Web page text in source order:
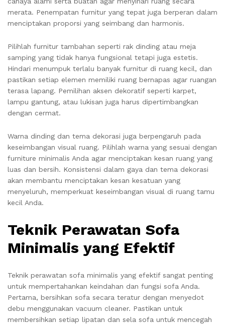
merata. Penempatan furnitur yang tepat juga berperan dalam
menciptakan proporsi yang seimbang dan harmonis.
Pilihlah furnitur tambahan seperti rak dinding atau meja
samping yang tidak hanya fungsional tetapi juga estetis.
Hindari menumpuk terlalu banyak furnitur di ruang kecil, dan
pastikan setiap elemen memiliki ruang bernapas agar ruangan
terasa lapang. Pemilihan aksen dekoratif seperti karpet,
lampu gantung, atau lukisan juga harus dipertimbangkan
dengan cermat.
Warna dinding dan tema dekorasi juga berpengaruh pada
keseimbangan visual ruang. Pilihlah warna yang sesuai dengan
furniture minimalis Anda agar menciptakan kesan ruang yang
luas dan bersih. Konsistensi dalam gaya dan tema dekorasi
akan membantu menciptakan kesan kesatuan yang
menyeluruh, memperkuat keseimbangan visual di ruang tamu
kecil Anda.
Teknik Perawatan Sofa
Minimalis yang Efektif
Teknik perawatan sofa minimalis yang efektif sangat penting
untuk mempertahankan keindahan dan fungsi sofa Anda.
Pertama, bersihkan sofa secara teratur dengan menyedot
debu menggunakan vacuum cleaner. Pastikan untuk
membersihkan setiap lipatan dan sela sofa untuk mencegah